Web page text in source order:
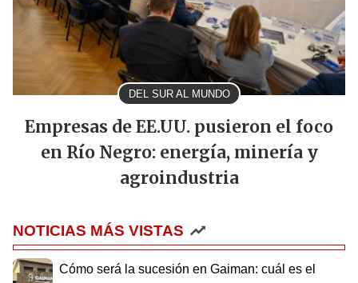
DEL SUR AL MUNDO
Empresas de EE.UU. pusieron el foco
en Río Negro: energía, minería y
agroindustria
NOTICIAS MÁS VISTAS
Cómo será la sucesión en Gaiman: cuál es el